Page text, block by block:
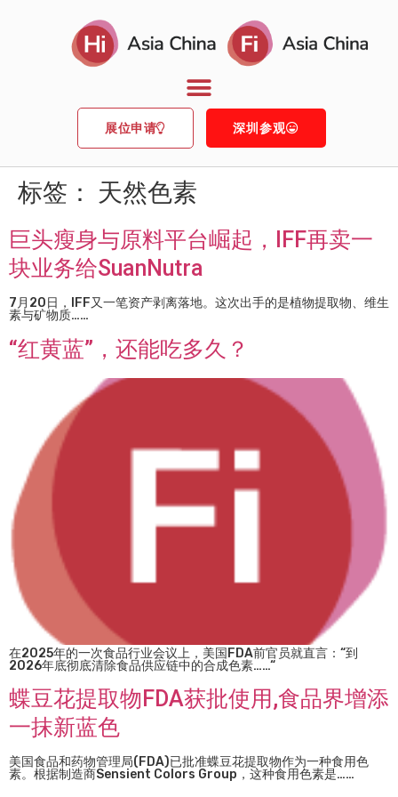
展位申请 深圳参观
标签： 天然色素
巨头瘦身与原料平台崛起，IFF再卖一
块业务给SuanNutra
7月20日，IFF又一笔资产剥离落地。这次出手的是植物提取物、维生
素与矿物质……
“红黄蓝”，还能吃多久？
在2025年的一次食品行业会议上，美国FDA前官员就直言：“到
2026年底彻底清除食品供应链中的合成色素……“
蝶豆花提取物FDA获批使用,食品界增添
一抹新蓝色
美国食品和药物管理局(FDA)已批准蝶豆花提取物作为一种食用色
素。根据制造商Sensient Colors Group，这种食用色素是……